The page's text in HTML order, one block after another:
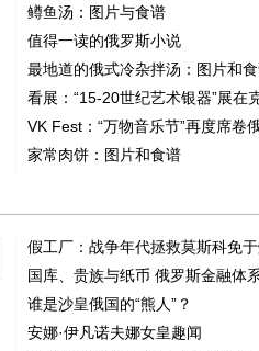
鳟鱼汤：图片与食谱
值得一读的俄罗斯小说
最地道的俄式冷杂拌汤：图片和
看展：“15-20世纪艺术银器”展在
VK Fest：“万物音乐节”再度席卷
家常肉饼：图片和食谱
假工厂：战争年代拯救莫斯科免
国库、贵族与纸币 俄罗斯金融体
谁是沙皇俄国的“熊人”？
安娜·伊凡诺夫娜女皇趣闻